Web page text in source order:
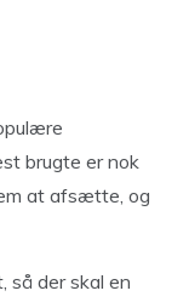
brugte er nok
at afsætte, og
så der skal en